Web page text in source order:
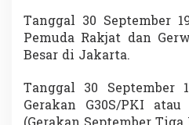
Tanggal 30 September
Pemuda Rakjat dan
Besar di Jakarta.
Tanggal 30 September
Gerakan G30S/PKI